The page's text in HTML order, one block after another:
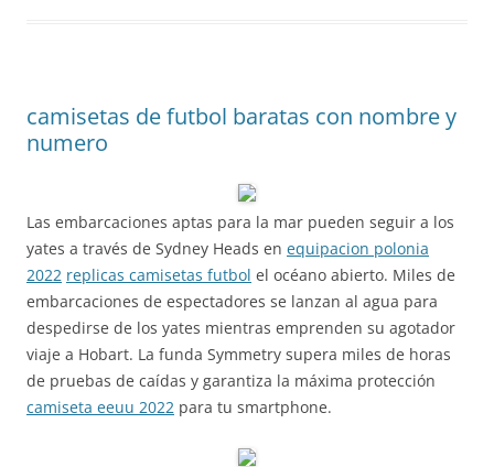
camisetas de futbol baratas con nombre y
numero
Las embarcaciones aptas para la mar pueden seguir a los
yates a través de Sydney Heads en equipacion polonia
2022 replicas camisetas futbol el océano abierto. Miles de
embarcaciones de espectadores se lanzan al agua para
despedirse de los yates mientras emprenden su agotador
viaje a Hobart. La funda Symmetry supera miles de horas
de pruebas de caídas y garantiza la máxima protección
camiseta eeuu 2022 para tu smartphone.